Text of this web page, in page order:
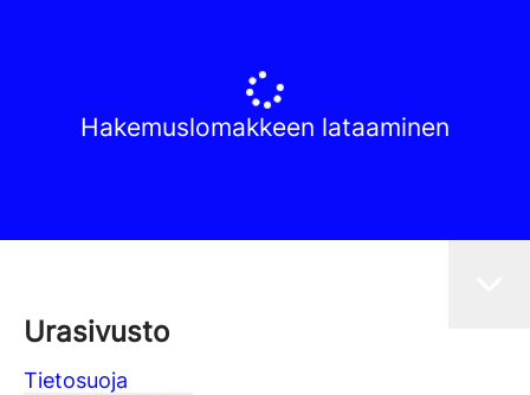
Hakemuslomakkeen lataaminen
Urasivusto
Tietosuoja